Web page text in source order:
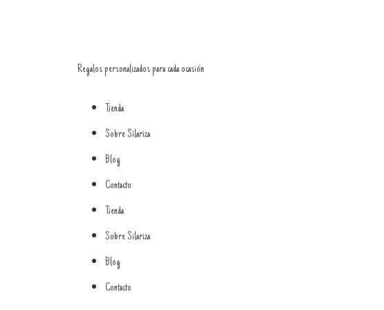
Regalos personalizados para cada ocasión
Tienda
Sobre Silariza
Blog
Contacto
Tienda
Sobre Silariza
Blog
Contacto